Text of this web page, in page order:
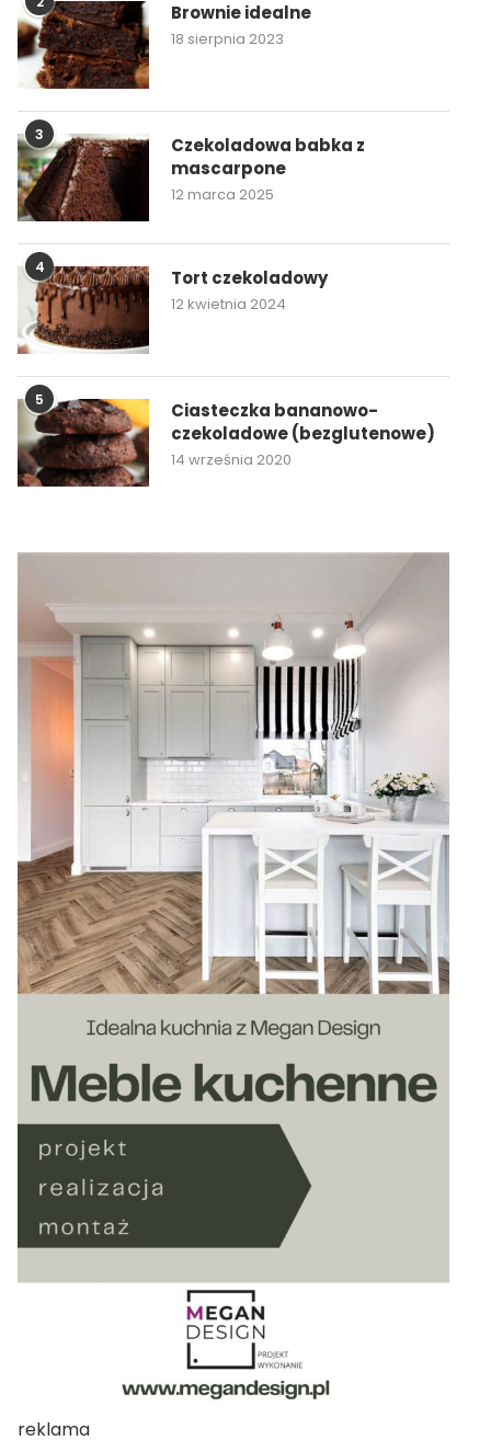
Brownie idealne
18 sierpnia 2023
3
Czekoladowa babka z
mascarpone
12 marca 2025
4 Tort czekoladowy
12 kwietnia 2024
5
Ciasteczka bananowo-
czekoladowe (bezglutenowe)
14 września 2020
reklama